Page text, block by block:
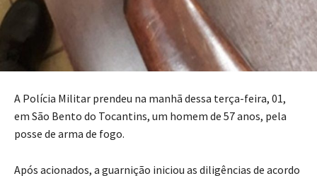
A Polícia Militar prendeu na manhã dessa terça-feira, 01,
em São Bento do Tocantins, um homem de 57 anos, pela
posse de arma de fogo.
Após acionados, a guarnição iniciou as diligências de acordo